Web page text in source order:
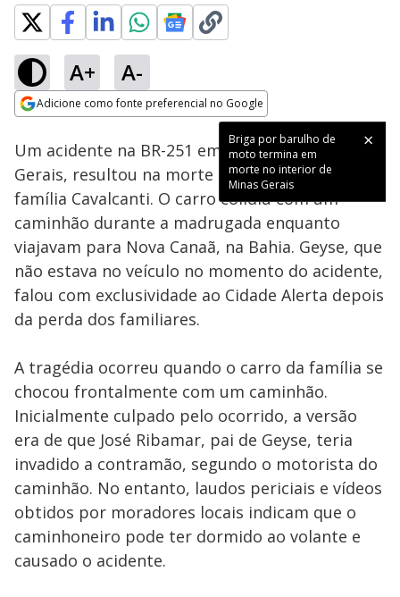
A+ A-
Adicione como fonte preferencial no Google
Briga por barulho de
moto termina em
morte no interior de
Minas Gerais
Ativar
Loaded:
16.63%
Um acidente na BR-251 em Salinas, Minas
Gerais, resultou na morte de seis membros da
família Cavalcanti. O carro colidiu com um
caminhão durante a madrugada enquanto
viajavam para Nova Canaã, na Bahia. Geyse, que
não estava no veículo no momento do acidente,
falou com exclusividade ao Cidade Alerta depois
da perda dos familiares.
A tragédia ocorreu quando o carro da família se
chocou frontalmente com um caminhão.
Inicialmente culpado pelo ocorrido, a versão
era de que José Ribamar, pai de Geyse, teria
invadido a contramão, segundo o motorista do
caminhão. No entanto, laudos periciais e vídeos
obtidos por moradores locais indicam que o
caminhoneiro pode ter dormido ao volante e
causado o acidente.